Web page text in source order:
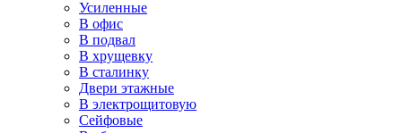
Усиленные
В офис
В подвал
В хрущевку
В сталинку
Двери этажные
В электрощитовую
Сейфовые